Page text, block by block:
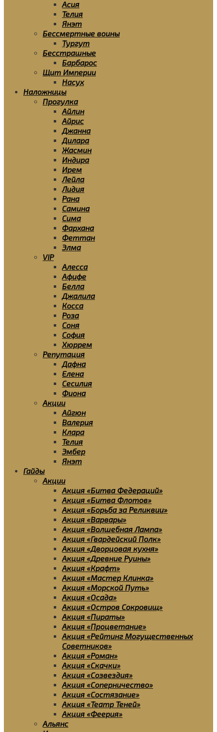
Асия
Телия
Янэт
Бессмертные воины
Тургут
Бесстрашные
Барбарос
Щит Империи
Насух
Наложницы
Прогулка
Айлин
Айрис
Джанна
Дилара
Жасмин
Индира
Ирем
Лейла
Лидия
Рана
Самина
Сима
Фархана
Феттан
Элма
VIP
Алесса
Афифе
Белла
Джалила
Косса
Роза
Соня
София
Хюррем
Репутация
Дафна
Елена
Сесилия
Фиона
Акции
Айгюн
Валерия
Клара
Телия
Эмбер
Янэт
Гайды
Акции
Акция «Битва Федераций»
Акция «Битва Флотов»
Акция «Борьба за Реликвии»
Акция «Варвары»
Акция «Волшебная Лампа»
Акция «Гвардейский Полк»
Акция «Дворцовая кухня»
Акция «Древние Руины»
Акция «Крафт»
Акция «Мастер Клинка»
Акция «Морской Путь»
Акция «Осада»
Акция «Остров Сокровищ»
Акция «Пираты»
Акция «Процветание»
Акция «Рейтинг Могущественных
Советников»
Акция «Роман»
Акция «Скачки»
Акция «Созвездия»
Акция «Соперничество»
Акция «Состязание»
Акция «Театр Теней»
Акция «Феерия»
Альянс